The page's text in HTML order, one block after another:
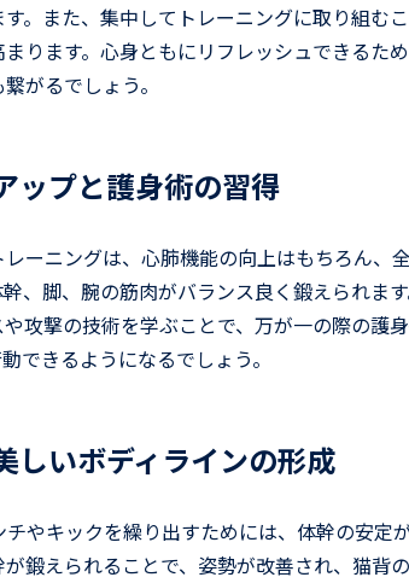
。また、集中してトレーニングに取り組む
ります。心身ともにリフレッシュできるた
がるでしょう。
ップと護身術の習得
ーニングは、心肺機能の向上はもちろん、
、脚、腕の筋肉がバランス良く鍛えられま
攻撃の技術を学ぶことで、万が一の際の護
できるようになるでしょう。
しいボディラインの形成
やキックを繰り出すためには、体幹の安定
鍛えられることで、姿勢が改善され、猫背